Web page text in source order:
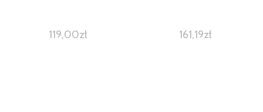
119,00zł 161,19zł